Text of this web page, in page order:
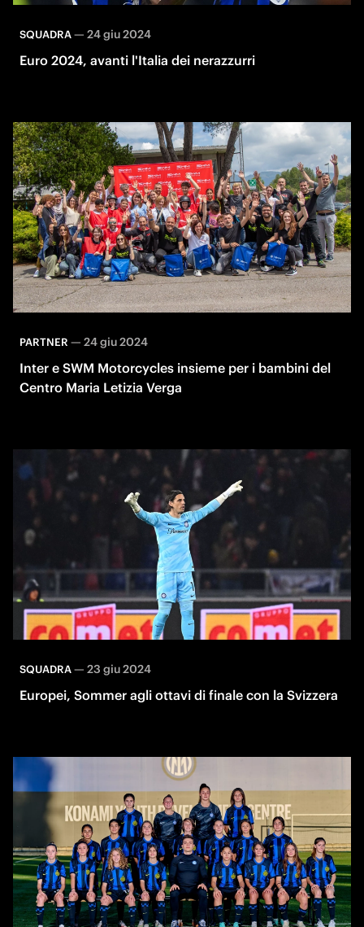
SQUADRA— 24 giu 2024
Euro 2024, avanti l'Italia dei nerazzurri
PARTNER — 24 giu 2024
Inter e SWM Motorcycles insieme per i bambini del
Centro Maria Letizia Verga
SQUADRA— 23 giu 2024
Europei, Sommer agli ottavi di finale con la Svizzera